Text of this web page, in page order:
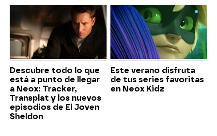
Descubre todo lo que
está a punto de llegar
a Neox: Tracker,
Transplat y los nuevos
episodios de El Joven
Sheldon
Este verano disfruta
de tus series favoritas
en Neox Kidz